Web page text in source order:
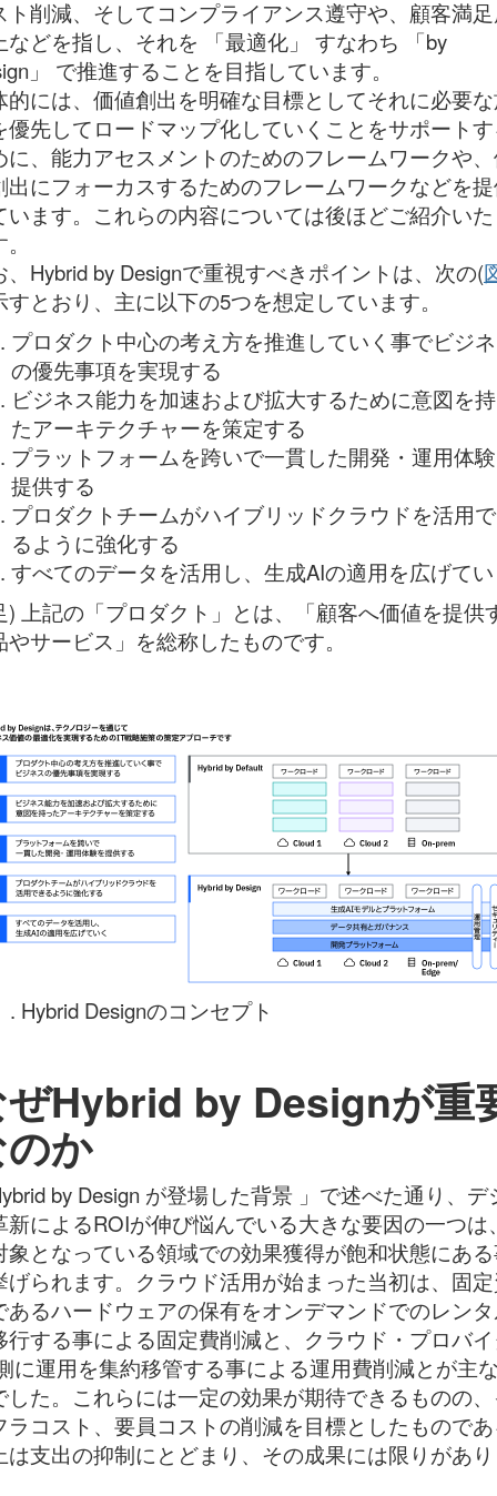
ト削減、そしてコンプライアンス遵守や、顧客満
などを指し、それを 「最適化」 すなわち 「by
」 で推進することを目指しています。
的には、価値創出を明確な目標としてそれに必要
優先してロードマップ化していくことをサポート
に、能力アセスメントのためのフレームワークや
出にフォーカスするためのフレームワークなどを
います。これらの内容については後ほどご紹介い
、Hybrid by Designで重視すべきポイントは、次の(
すとおり、主に以下の5つを想定しています。
プロダクト中心の考え方を推進していく事でビジ
の優先事項を実現する
ビジネス能力を加速および拡大するために意図を
たアーキテクチャーを策定する
プラットフォームを跨いで一貫した開発・運用体
提供する
プロダクトチームがハイブリッドクラウドを活用
るように強化する
すべてのデータを活用し、生成AIの適用を広げて
) 上記の「プロダクト」とは、「顧客へ価値を提供
やサービス」を総称したものです。
Hybrid Designのコンセプト
Hybrid by Designが重
か
by Design が登場した背景 」で述べた通り、デ
新によるROIが伸び悩んでいる大きな要因の一つは
象となっている領域での効果獲得が飽和状態にあ
げられます。クラウド活用が始まった当初は、固
あるハードウェアの保有をオンデマンドでのレン
行する事による固定費削減と、クラウド・プロバ
に運用を集約移管する事による運用費削減とが主
した。これらには一定の効果が期待できるものの
ラコスト、要員コストの削減を目標としたもので
は支出の抑制にとどまり、その成果には限りがあ